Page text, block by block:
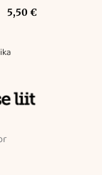
5,50 €